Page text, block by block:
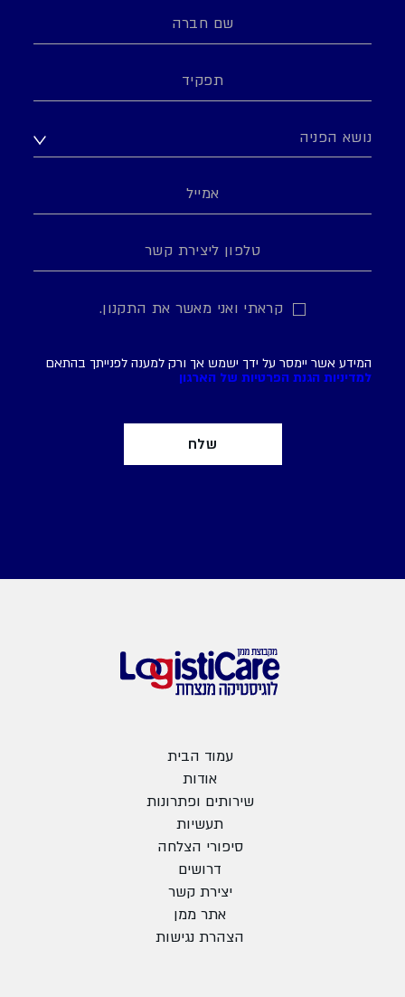
עמוד הבית
אודות
שירותים ופתרונות
תעשיות
סיפורי הצלחה
דרושים
יצירת קשר
אתר ממן
הצהרת נגישות
קראתי ואני מאשר את התקנון.
המידע אשר יימסר על ידך ישמש אך ורק למענה לפנייתך בהתאם
למדיניות הגנת הפרטיות של הארגון